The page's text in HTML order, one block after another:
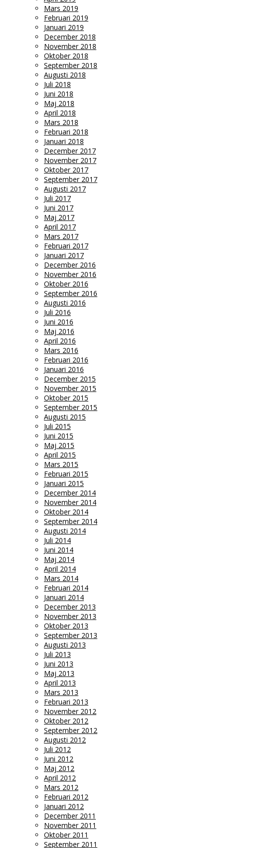
Mars 2019
Februari 2019
Januari 2019
December 2018
November 2018
Oktober 2018
September 2018
Augusti 2018
Juli 2018
Juni 2018
Maj 2018
April 2018
Mars 2018
Februari 2018
Januari 2018
December 2017
November 2017
Oktober 2017
September 2017
Augusti 2017
Juli 2017
Juni 2017
Maj 2017
April 2017
Mars 2017
Februari 2017
Januari 2017
December 2016
November 2016
Oktober 2016
September 2016
Augusti 2016
Juli 2016
Juni 2016
Maj 2016
April 2016
Mars 2016
Februari 2016
Januari 2016
December 2015
November 2015
Oktober 2015
September 2015
Augusti 2015
Juli 2015
Juni 2015
Maj 2015
April 2015
Mars 2015
Februari 2015
Januari 2015
December 2014
November 2014
Oktober 2014
September 2014
Augusti 2014
Juli 2014
Juni 2014
Maj 2014
April 2014
Mars 2014
Februari 2014
Januari 2014
December 2013
November 2013
Oktober 2013
September 2013
Augusti 2013
Juli 2013
Juni 2013
Maj 2013
April 2013
Mars 2013
Februari 2013
November 2012
Oktober 2012
September 2012
Augusti 2012
Juli 2012
Juni 2012
Maj 2012
April 2012
Mars 2012
Februari 2012
Januari 2012
December 2011
November 2011
Oktober 2011
September 2011